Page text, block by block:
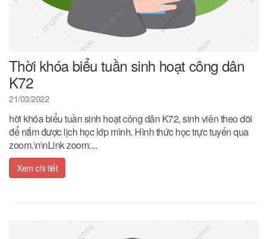
Thời khóa biểu tuần sinh hoạt công dân
K72
21/03/2022
hời khóa biểu tuần sinh hoạt công dân K72, sinh viên theo dõi
để nắm được lịch học lớp mình. Hình thức học trực tuyến qua
zoom.\n\nLink zoom:...
Xem chi tiết